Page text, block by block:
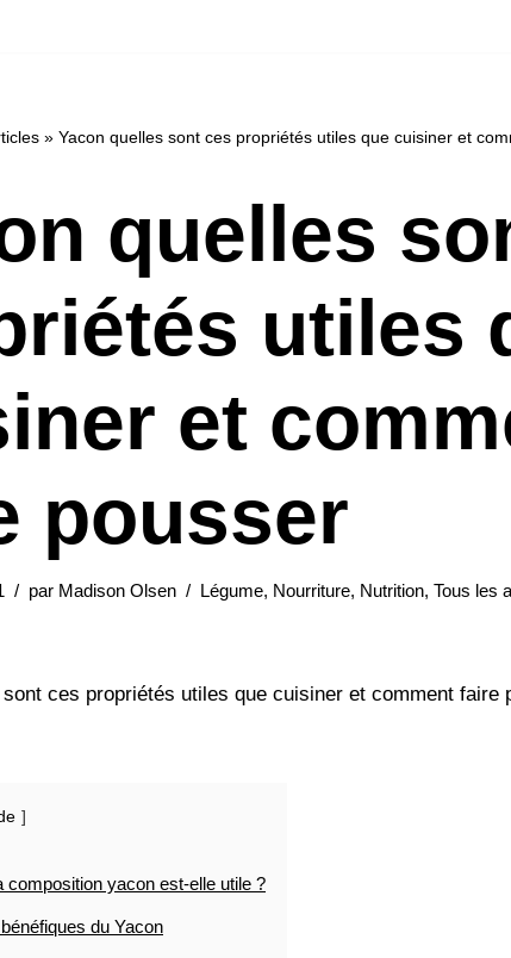
» Yacon quelles sont ces propriétés utiles que cuisiner et
quelles
utiles
et
pousser
par Madison Olsen Légume, Nourriture, Nutrition, Tous les
composition yacon est-elle utile ?
du Yacon